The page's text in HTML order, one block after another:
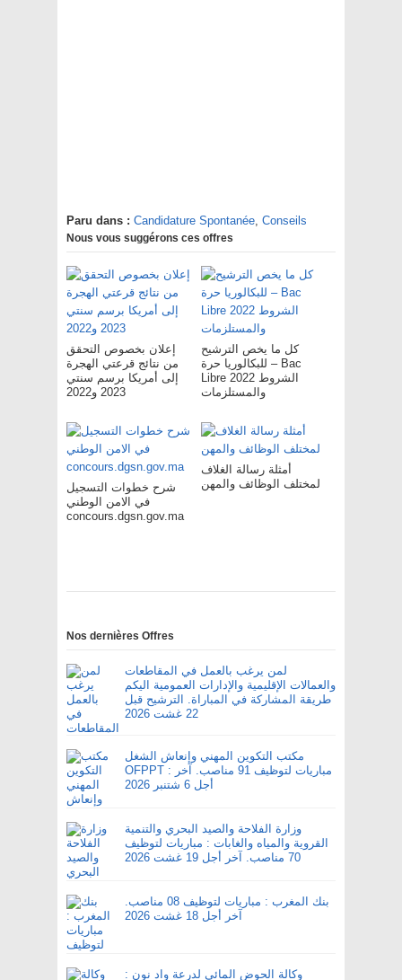
Paru dans : Candidature Spontanée, Conseils
Nous vous suggérons ces offres
إعلان بخصوص التحقق
من نتائج قرعتي الهجرة
إلى أمريكا برسم سنتي
2023 و2022
كل ما يخص الترشيح
للبكالوريا حرة – Bac
Libre 2022 الشروط
والمستلزمات
شرح خطوات التسجيل
في الامن الوطني
concours.dgsn.gov.ma
أمثلة رسالة الغلاف
لمختلف الوظائف والمهن
Nos dernières Offres
لمن يرغب بالعمل في المقاطعات
والعمالات الإقليمية والإدارات العمومية اليكم
طريقة المشاركة في المباراة. الترشيح قبل
22 غشت 2026
مكتب التكوين المهني وإنعاش الشغل
OFPPT : مباريات لتوظيف 91 مناصب. آخر
أجل 6 شتنبر 2026
وزارة الفلاحة والصيد البحري والتنمية
القروية والمياه والغابات : مباريات لتوظيف
70 مناصب. آخر أجل 19 غشت 2026
بنك المغرب : مباريات لتوظيف 08 مناصب.
آخر أجل 18 غشت 2026
وكالة الحوض المائي لدرعة واد نون :